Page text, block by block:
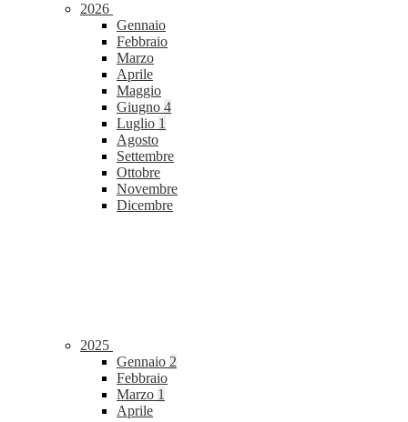
2026
Gennaio
Febbraio
Marzo
Aprile
Maggio
Giugno 4
Luglio 1
Agosto
Settembre
Ottobre
Novembre
Dicembre
2025
Gennaio 2
Febbraio
Marzo 1
Aprile